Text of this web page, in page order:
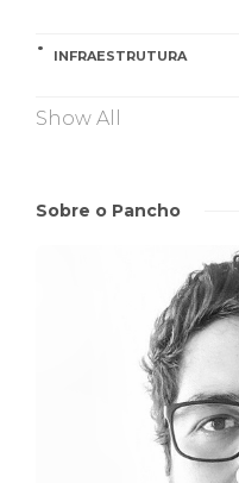
INFRAESTRUTURA
Show All
Sobre o Pancho